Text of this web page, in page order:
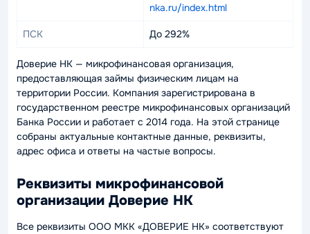
nka.ru/index.html
ПСК До 292%
Доверие НК — микрофинансовая организация,
предоставляющая займы физическим лицам на
территории России. Компания зарегистрирована в
государственном реестре микрофинансовых организаций
Банка России и работает с 2014 года. На этой странице
собраны актуальные контактные данные, реквизиты,
адрес офиса и ответы на частые вопросы.
Реквизиты микрофинансовой
организации Доверие НК
Все реквизиты ООО МКК «ДОВЕРИЕ НК» соответствуют